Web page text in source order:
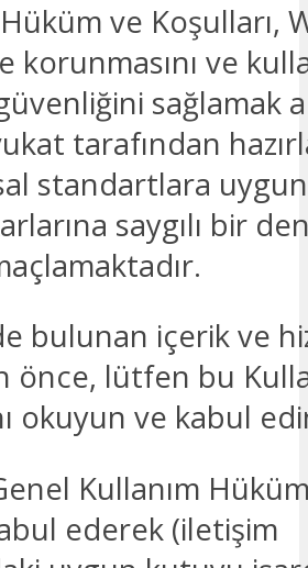
ve Koşulları,
ve
sağlamak
tarafından
standartlara
saygılı bir
bulunan içerik ve
önce, lütfen bu
okuyun ve kabul
Kullanım
ederek (iletişim